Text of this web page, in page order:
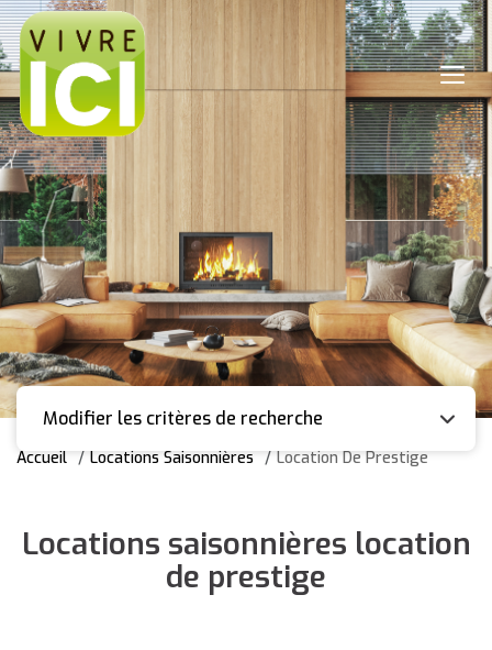
Modifier les critères de recherche
Accueil Locations Saisonnières Location De Prestige
Locations saisonnières location
de prestige